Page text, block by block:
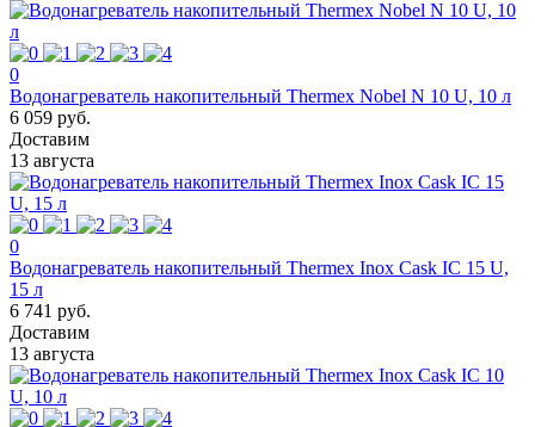
0
Водонагреватель накопительный Thermex Nobel N 10 U, 10 л
6 059 руб.
Доставим
13 августа
0
Водонагреватель накопительный Thermex Inox Cask IC 15 U,
15 л
6 741 руб.
Доставим
13 августа